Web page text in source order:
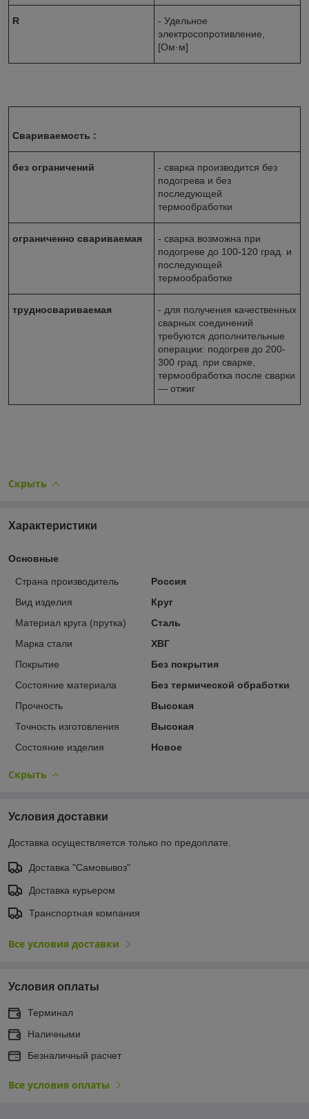
R
- Удельное
электросопротивление,
[Ом·м]
Свариваемость :
без ограничений
- сварка производится без
подогрева и без
последующей
термообработки
ограниченно свариваемая
- сварка возможна при
подогреве до 100-120 град. и
последующей
термообработке
трудносвариваемая
- для получения качественных
сварных соединений
требуются дополнительные
операции: подогрев до 200-
300 град. при сварке,
термообработка после сварки
― отжиг
Скрыть
Характеристики
Основные
Страна производитель
Россия
Вид изделия
Круг
Материал круга (прутка)
Сталь
Марка стали
ХВГ
Покрытие
Без покрытия
Состояние материала
Без термической обработки
Прочность
Высокая
Точность изготовления
Высокая
Состояние изделия
Новое
Скрыть
Условия доставки
Доставка осуществляется только по предоплате.
Доставка "Самовывоз"
Доставка курьером
Транспортная компания
Все условия доставки
Условия оплаты
Терминал
Наличными
Безналичный расчет
Все условия оплаты